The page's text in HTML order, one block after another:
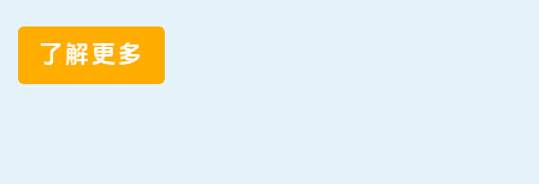
了解更多